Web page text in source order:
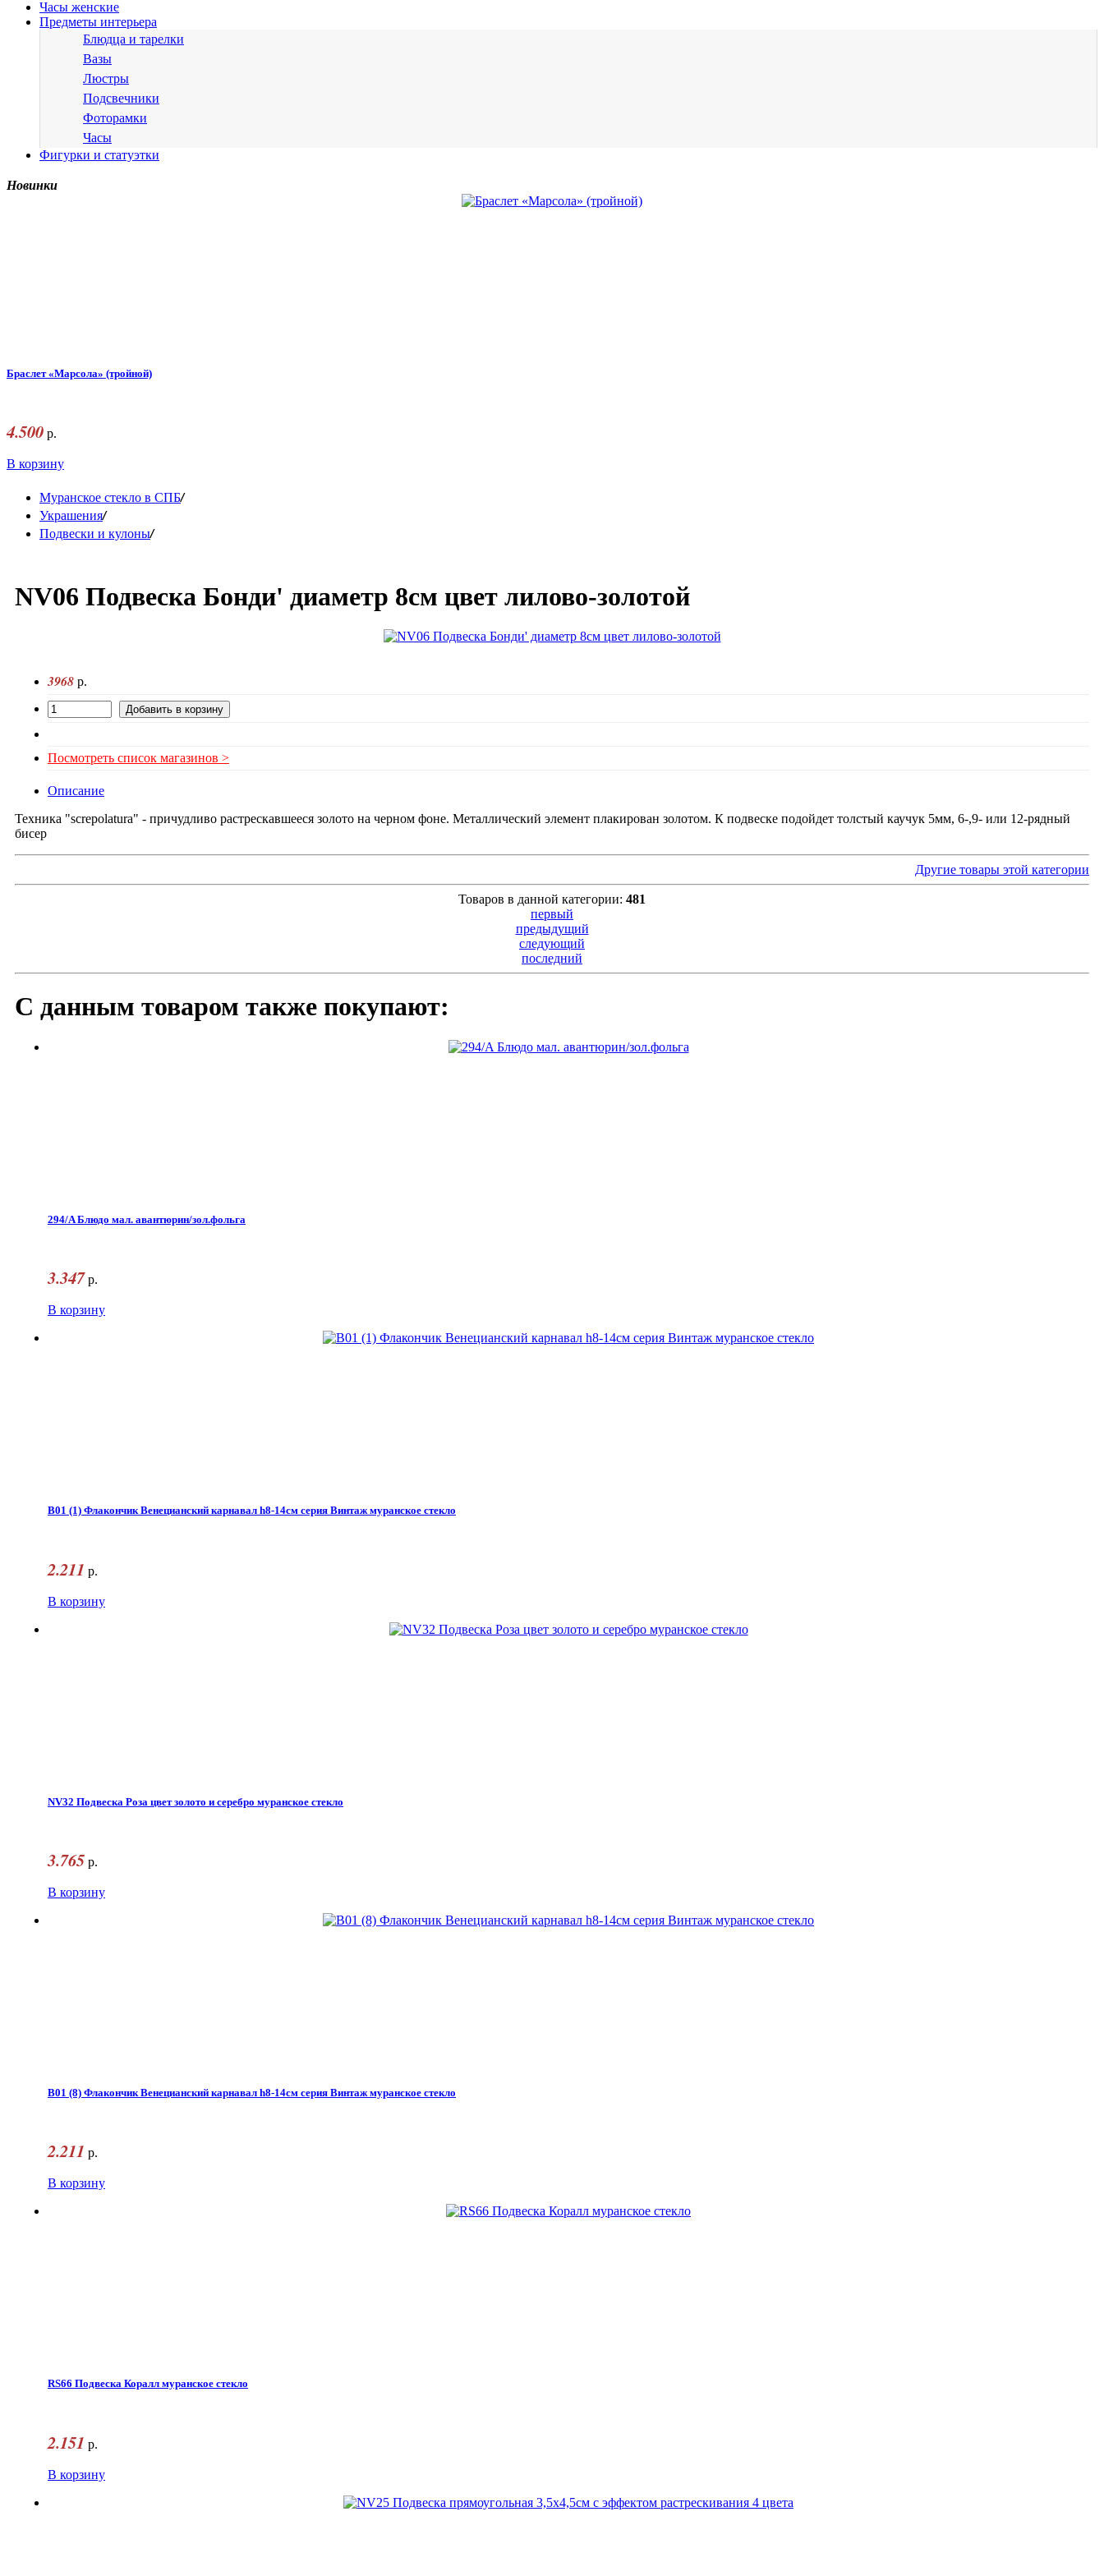
Часы женские
Предметы интерьера
Блюдца и тарелки
Вазы
Люстры
Подсвечники
Фоторамки
Часы
Фигурки и статуэтки
Новинки
Браслет «Марсола» (тройной)
4.500 р.
В корзину
Муранское стекло в СПБ/
Украшения/
Подвески и кулоны/
NV06 Подвеска Бонди' диаметр 8см цвет лилово-золотой
3968 р.
Посмотреть список магазинов >
Описание
Техника "screpolatura" - причудливо растрескавшееся золото на черном фоне. Металлический элемент плакирован золотом. К подвеске подойдет толстый каучук 5мм, 6-,9- или 12-рядный
бисер
Другие товары этой категории
Товаров в данной категории: 481
первый
предыдущий
следующий
последний
С данным товаром также покупают:
294/A Блюдо мал. авантюрин/зол.фольга
3.347 р.
В корзину
B01 (1) Флакончик Венецианский карнавал h8-14см серия Винтаж муранское стекло
2.211 р.
В корзину
NV32 Подвеска Роза цвет золото и серебро муранское стекло
3.765 р.
В корзину
B01 (8) Флакончик Венецианский карнавал h8-14см серия Винтаж муранское стекло
2.211 р.
В корзину
RS66 Подвеска Коралл муранское стекло
2.151 р.
В корзину